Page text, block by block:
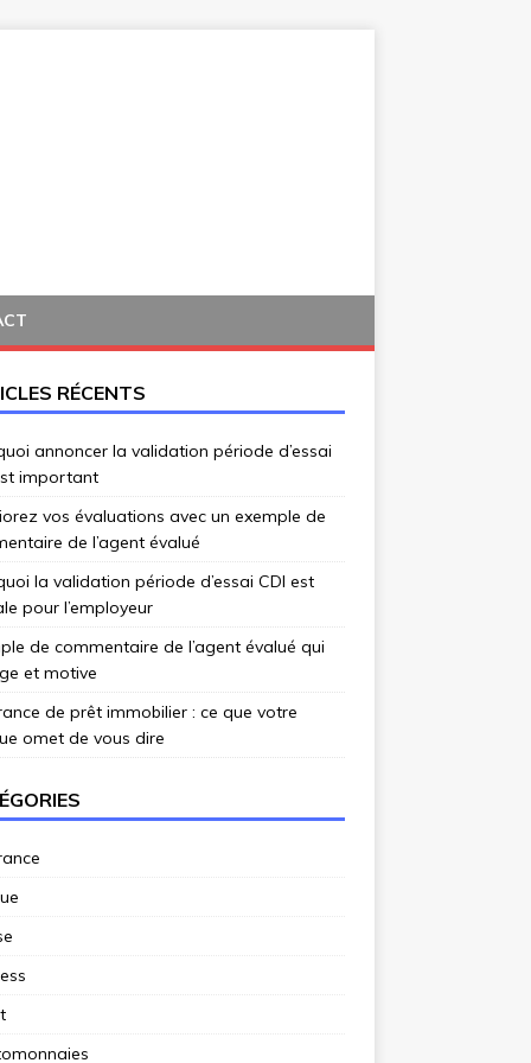
RÉCENTS
annoncer la validation période d’essai
important
vos évaluations avec un exemple de
de l’agent évalué
la validation période d’essai CDI est
pour l’employeur
de commentaire de l’agent évalué qui
et motive
de prêt immobilier : ce que votre
omet de vous dire